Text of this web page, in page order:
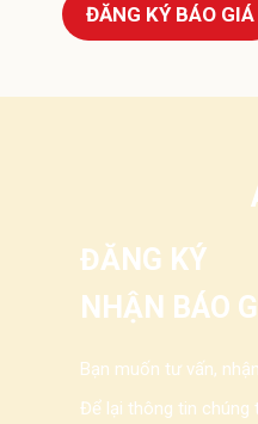
ĐĂNG KÝ BÁO GIÁ
ĐĂNG KÝ
NHẬN BÁO
Bạn muốn tư vấn,
Để lại thông tin chúng